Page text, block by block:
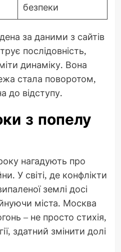
безпеки
за даними з сайтів
послідовність,
динаміку. Вона
стала поворотом,
до відступу.
з попелу
нагадують про
У світі, де конфлікти
землі досі
міста. Москва
– не просто стихія,
здатний змінити долі